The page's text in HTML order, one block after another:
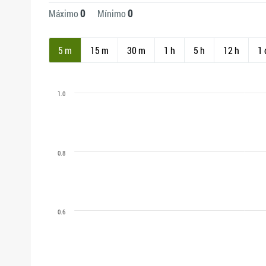
Máximo0 Mínimo0
5 m 15 m 30 m 1 h 5 h 12 h 1